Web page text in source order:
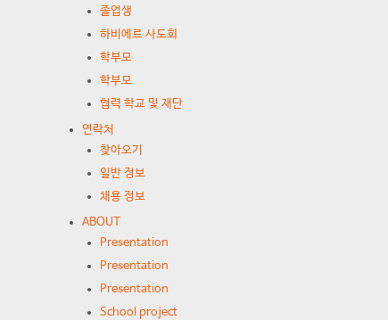
졸업생
하비에르 사도회
학부모
학부모
협력 학교 및 재단
연락처
찾아오기
일반 정보
채용 정보
ABOUT
Presentation
Presentation
Presentation
School project